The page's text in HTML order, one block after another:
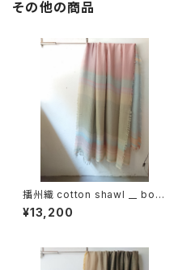
その他の商品
播州織 cotton shawl __ bord
er220-120 薄霞BG
¥13,200